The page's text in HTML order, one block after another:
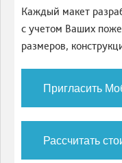
Каждый макет
с учетом Ваших
размеров,
Пригласить
Рассчитать